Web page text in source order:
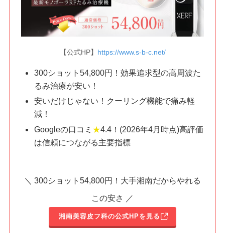
【公式HP】 https://www.s-b-c.net/
300ショット54,800円！効果追求型の高周波た
るみ治療が安い！
安いだけじゃない！クーリング機能で痛み軽
減！
Googleの口コミ ★4.4！ (2026年4月 時点)高評価
は信頼につながる主要指標
＼ 300ショット54,800円！大手湘南だからやれる
この安さ ／
湘南美容皮フ科の公式HPを見る